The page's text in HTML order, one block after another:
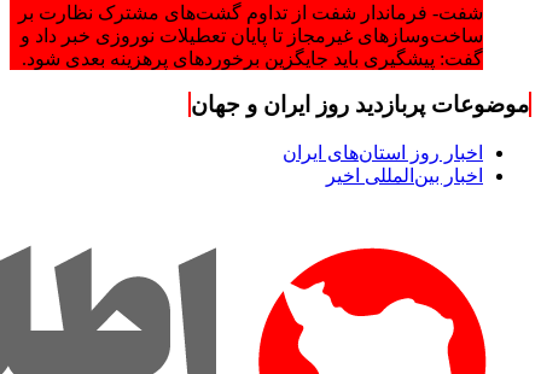
شفت- فرماندار شفت از تداوم گشت‌های مشترک نظارت بر
ساخت‌وسازهای غیرمجاز تا پایان تعطیلات نوروزی خبر داد و
گفت: پیشگیری باید جایگزین برخوردهای پرهزینه بعدی شود.
موضوعات پربازدید روز ایران و جهان
اخبار روز استان‌های ایران
اخبار بین‌المللی اخیر